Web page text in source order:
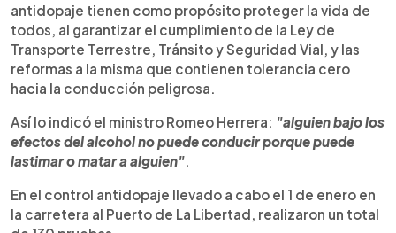
antidopaje tienen como propósito proteger la vida de
todos, al garantizar el cumplimiento de la Ley de
Transporte Terrestre, Tránsito y Seguridad Vial, y las
reformas a la misma que contienen tolerancia cero
hacia la conducción peligrosa.
Así lo indicó el ministro Romeo Herrera: "alguien bajo los
efectos del alcohol no puede conducir porque puede
lastimar o matar a alguien".
En el control antidopaje llevado a cabo el 1 de enero en
la carretera al Puerto de La Libertad, realizaron un total